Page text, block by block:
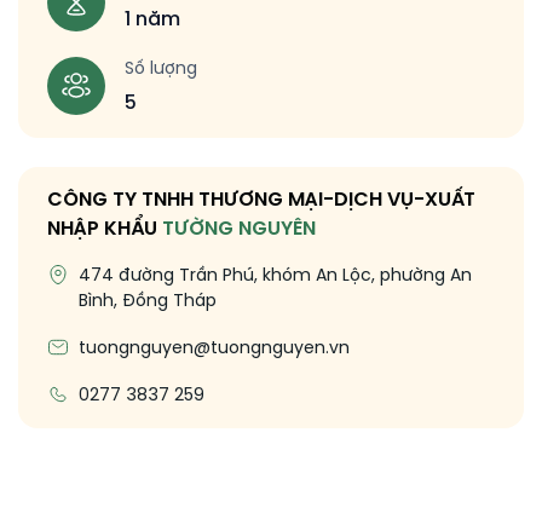
1 năm
Số lượng
5
CÔNG TY TNHH THƯƠNG MẠI-DỊCH VỤ-XUẤT
NHẬP KHẨU TƯỜNG NGUYÊN
474 đường Trần Phú, khóm An Lộc, phường An
Bình, Đồng Tháp
tuongnguyen@tuongnguyen.vn
0277 3837 259